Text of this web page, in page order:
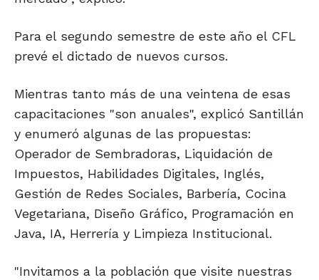
Para el segundo semestre de este año el CFL
prevé el dictado de nuevos cursos.
Mientras tanto más de una veintena de esas
capacitaciones "son anuales", explicó Santillán
y enumeró algunas de las propuestas:
Operador de Sembradoras, Liquidación de
Impuestos, Habilidades Digitales, Inglés,
Gestión de Redes Sociales, Barbería, Cocina
Vegetariana, Diseño Gráfico, Programación en
Java, IA, Herrería y Limpieza Institucional.
"Invitamos a la población que visite nuestras